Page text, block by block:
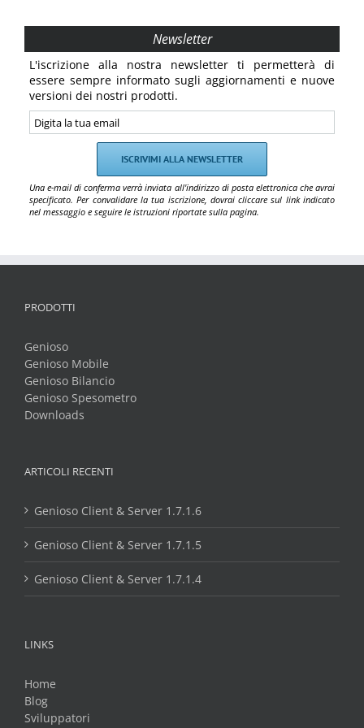
Newsletter
L'iscrizione alla nostra newsletter ti permetterà di
essere sempre informato sugli aggiornamenti e nuove
versioni dei nostri prodotti.
Una e-mail di conferma verrà inviata all'indirizzo di posta elettronica che avrai
specificato. Per convalidare la tua iscrizione, dovrai cliccare sul link indicato
nel messaggio e seguire le istruzioni riportate sulla pagina.
PRODOTTI
Genioso
Genioso Mobile
Genioso Bilancio
Genioso Spesometro
Downloads
ARTICOLI RECENTI
Genioso Client & Server 1.7.1.6
Genioso Client & Server 1.7.1.5
Genioso Client & Server 1.7.1.4
LINKS
Home
Blog
Sviluppatori